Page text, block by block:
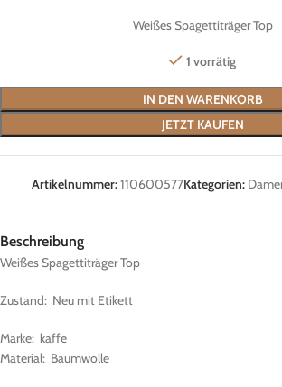
Weißes Spagettiträger Top
1 vorrätig
IN DEN WARENKORB
JETZT KAUFEN
Artikelnummer:110600577Kategorien:
Beschreibung
Weißes Spagettiträger Top
Zustand: Neu mit Etikett
Marke: kaffe
Material: Baumwolle